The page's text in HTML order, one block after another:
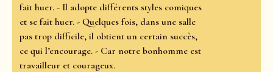
fait huer. - Il adopte différents styles comiques
et se fait huer. - Quelques fois, dans une salle
pas trop difficile, il obtient un certain succès,
ce qui l’encourage. - Car notre bonhomme est
travailleur et courageux.